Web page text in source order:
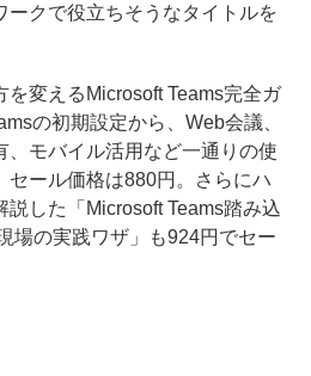
ークで役立ちそうなタイトルを
変えるMicrosoft Teams完全ガ
の初期設定から、Web会議、
、モバイル活用など一通りの使
セール価格は880円。さらにハ
した「Microsoft Teams踏み込
場の実践ワザ」も924円でセー